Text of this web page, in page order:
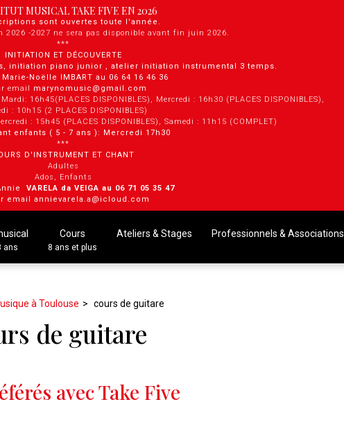
MUSICAL TAKE FIVE EN 2026
sont ouvertes toute l'année.
2026 -2027 ne sera pas disponible avant fin juin 2026.
***
INITIATION ET DÉCOUVERTE
initiation piano junior , atelier initiation instrumental 3 temps.
Marie-Noëlle IMBART au 06 64 16 46 36
email marynomusic@gmail.com
Mardi: 16h45(PLACES DISPONIBLES), Mercredi : 16h30 (PLACES DISPONIBLES),
: 10h15 (2 PLACES DISPONIBLES)
: 15h45 (PLACES DISPONIBLES), Samedi : 11h15 (COMPLET)
enfants ( 5 - 7 ans ): Mercredi 17h30
***
D'INSTRUMENT ET CHANT
Adultes
Ados, Enfants
VARELA da VEIGA au 0 6 71 05 35 47
email annievarela.a@icloud.com
ans
Cours
8 ans et plus
Ateliers & Stages Professionnels & Associations
à Toulouse cours de guitare
de guitare
avec Take Five